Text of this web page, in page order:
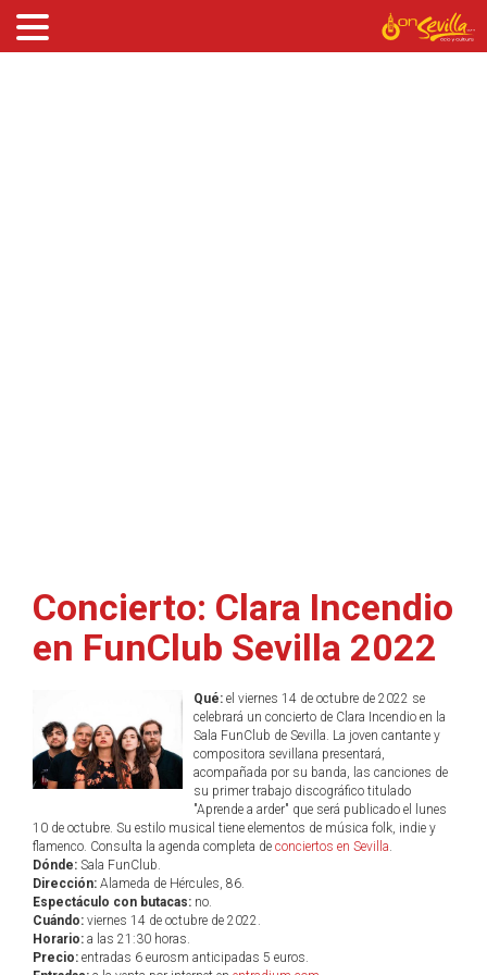
Concierto: Clara Incendio
en FunClub Sevilla 2022
Qué:el viernes 14 de octubre de 2022 se
celebrará un concierto de Clara Incendio en la
Sala FunClub de Sevilla. La joven cantante y
compositora sevillana presentará,
acompañada por su banda, las canciones de
su primer trabajo discográfico titulado
"Aprende a arder" que será publicado el lunes
10 de octubre. Su estilo musical tiene elementos de música folk, indie y
flamenco. Consulta la agenda completa de conciertos en Sevilla.
Dónde: Sala FunClub.
Dirección: Alameda de Hércules, 86.
Espectáculo con butacas: no.
Cuándo: viernes 14 de octubre de 2022.
Horario: a las 21:30 horas.
Precio: entradas 6 eurosm anticipadas 5 euros.